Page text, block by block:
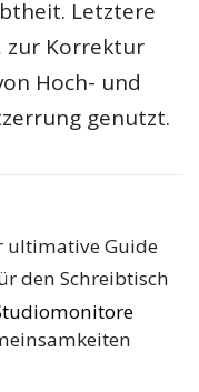
Letztere
zur Korrektur
Hoch- und
genutzt.
ultimative Guide
den Schreibtisch